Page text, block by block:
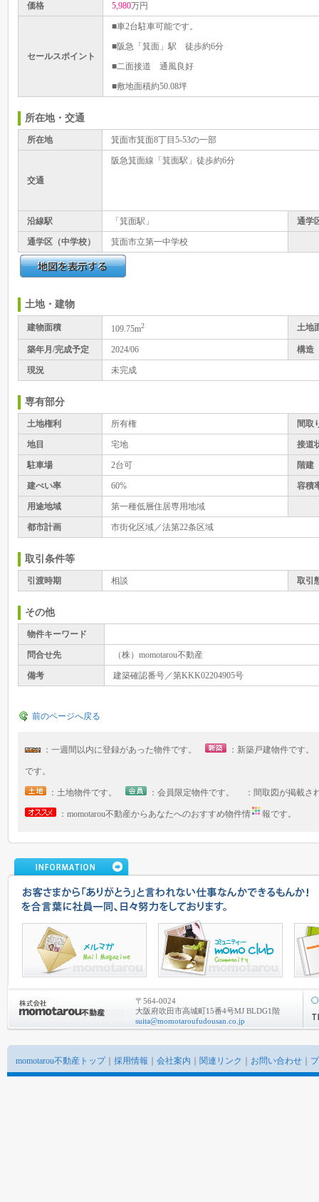
価格 5,980万円
セールスポイント
■車2台駐車可能です。
■阪急「箕面」駅 徒歩約6分
■二面接道 通風良好
■敷地面積約50.08坪
所在地・交通
所在地 箕面市箕面8丁目5-53の一部
交通
阪急箕面線「箕面駅」徒歩約6分
沿線駅 「箕面駅」 通学
通学区（中学校） 箕面市立第一中学校
土地・建物
建物面積 109.75m2 土地
築年月/完成予定 2024/06 構造
現況 未完成
専有部分
土地権利 所有権 間取
地目 宅地 接道
駐車場 2台可 階建
建ぺい率 60% 容積
用途地域 第一種低層住居専用地域
都市計画 市街化区域／法第22条区域
取引条件等
引渡時期 相談 取引
その他
物件キーワード
問合せ先 （株）momotarou不動産
備考 建築確認番号／第KKK02204905号
前のページへ戻る
：一週間以内に登録があった物件です。 ：新築戸建物件です
です。
：土地物件です。 ：会員限定物件です。 ：間取図が掲載
：momotarou不動産からあなたへのおすすめ物件情 報です。
〒564-0024
大阪府吹田市高城町15番4号MJ BLDG1階
suita@momotaroufudousan.co.jp
momotarou不動産トップ｜ 採用情報 会社案内 関連リンク お問い合わせ